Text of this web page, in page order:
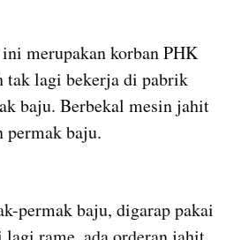
merupakan korban PHK
tak lagi bekerja di pabrik
baju. Berbekal mesin jahit
permak baju.
permak baju, digarap pakai